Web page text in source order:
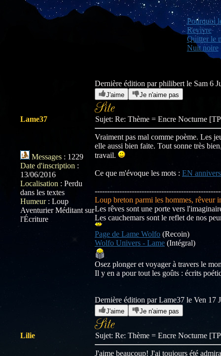
Pourquoi
Revivre
Quitter le
Nuit noire
Dernière édition par philibert le Sam 6
J'aime Je n'aime pas
Lame37
Messages : 1229
Date d'inscription :
13/06/2016
Localisation : Perdu
dans les textes
Humeur: Loup
Aventurier Méditant sur
l'Écriture
Sujet: Re: Thème = Encre Nocturne
Vraiment pas mal comme poème. Les
elle aussi bien faite. Tout sonne très
travail.
Ce que m'évoque les mots : EN
Loup breton parmi les hommes, rêveur
Les rêves sont une porte vers
Les cauchemars sont le reflet de nos
Page de Lame Wolfo (Recoin)
Wolfo Univers - Lame (Intégral)
Osez plonger et voyager à travers le
Il y en a pour tout les goûts : écrits
Dernière édition par Lame37 le Ven 17
J'aime Je n'aime pas
Lilie Sujet: Re: Thème = Encre Nocturne
J'aime beaucoup! J'ai toujours été